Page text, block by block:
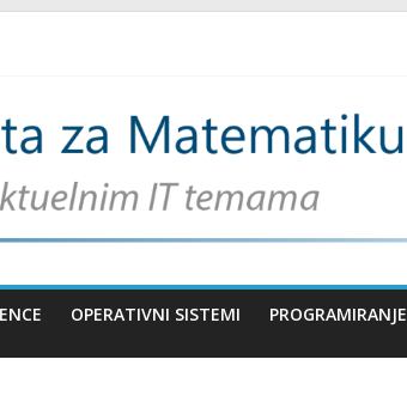
OPERATIVNI SISTEMI PROGRAMIRANJE